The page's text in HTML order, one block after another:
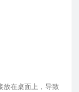
放在桌面上，导致